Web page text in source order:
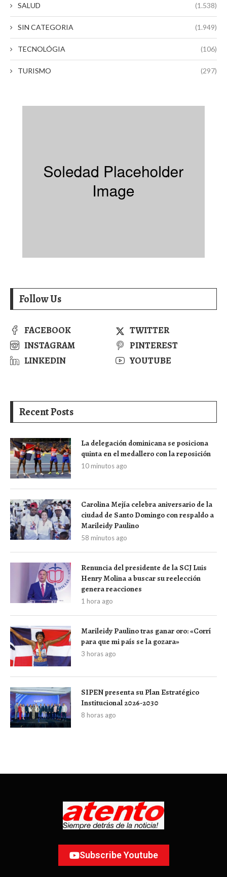
SALUD (1.538)
SIN CATEGORIA (1.949)
TECNOLÓGIA (106)
TURISMO (297)
Follow Us
FACEBOOK
TWITTER
INSTAGRAM
PINTEREST
LINKEDIN
YOUTUBE
Recent Posts
La delegación dominicana se posiciona
quinta en el medallero con la reposición
10 minutos ago
Carolina Mejía celebra aniversario de la
ciudad de Santo Domingo con respaldo a
Marileidy Paulino
58 minutos ago
Renuncia del presidente de la SCJ Luis
Henry Molina a buscar su reelección
genera reacciones
1 hora ago
Marileidy Paulino tras ganar oro: «Corrí
para que mi país se la gozara»
3 horas ago
SIPEN presenta su Plan Estratégico
Institucional 2026-2030
8 horas ago
Subscribe Youtube